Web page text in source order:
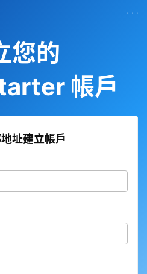
· · ·
您的
帳戶
址建立帳戶